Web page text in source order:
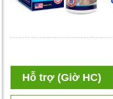
Hỗ trợ (Giờ HC)